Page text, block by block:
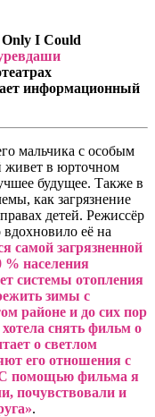
I Could
информационный
мальчика с особым
живет в юрточном
будущее. Также в
как загрязнение
детей. Режиссёр
вдохновило её на
самой загрязненной
% населения
системы отопления
зимы с
районе и до сих пор
снять фильм о
о светлом
его отношения с
С помощью фильма я
почувствовали и
.